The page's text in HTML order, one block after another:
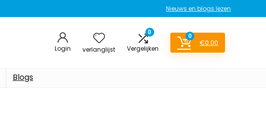
Nieuws en blogs lezen
Login verlanglijst
0
Vergelijken
0
€0.00
Blogs